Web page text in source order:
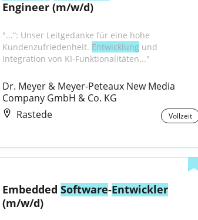
Engineer (m/w/d)
"...“: Unser Leitgedanke für eine hohe
Kundenzufriedenheit. Entwicklung und
Integration von KI-Funktionalitäten..."
Dr. Meyer & Meyer-Peteaux New Media
Company GmbH & Co. KG
Rastede
Vollzeit
Embedded Software-Entwickler
(m/w/d)